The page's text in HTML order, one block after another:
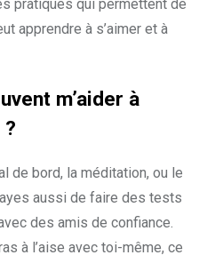
pratiques qui permettent de
apprendre à s’aimer et à
m’aider à
de bord, la méditation, ou le
aussi de faire des tests
des amis de confiance.
à l’aise avec toi-même, ce